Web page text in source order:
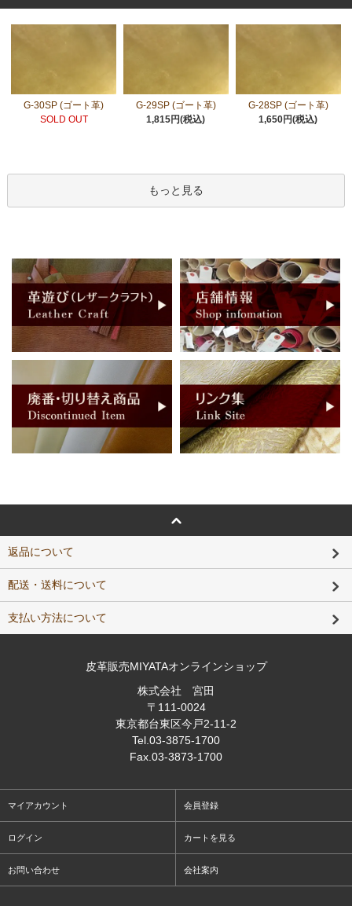
G-30SP (ゴート革)
SOLD OUT
G-29SP (ゴート革)
1,815円(税込)
G-28SP (ゴート革)
1,650円(税込)
もっと見る
返品について
配送・送料について
支払い方法について
皮革販売MIYATAオンラインショップ
株式会社 宮田
〒111-0024
東京都台東区今戸2-11-2
Tel .03-3875-1700
Fax .03-3873-1700
マイアカウント 会員登録
ログイン カートを見る
お問い合わせ 会社案内